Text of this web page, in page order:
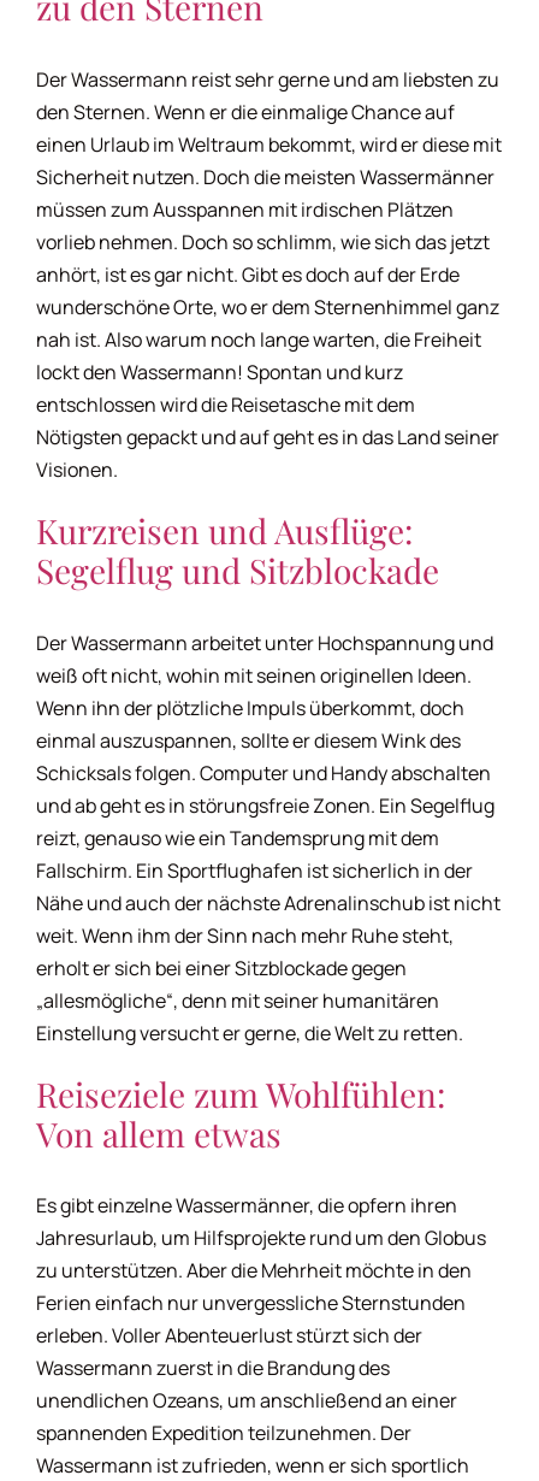
Charakterhoroskop
Diäthoroskop
Erotikhoroskop
Esshoroskop
Familienhoroskop
Finanzhoroskop
Fitnesshoroskop
Frauenhoroskop
Freizeithoroskop
Freundschaftshoroskop
Geschenkehoroskop
Kaffeehoroskop
Kollegenhoroskop
Kommunikationshoroskop
Kosmetikhoroskop
Kulturhoroskop
Liebeshoroskop
Der Wassermann reist sehr gerne und am liebsten zu
den Sternen. Wenn er die einmalige Chance auf
einen Urlaub im Weltraum bekommt, wird er diese mit
Sicherheit nutzen. Doch die meisten Wassermänner
müssen zum Ausspannen mit irdischen Plätzen
vorlieb nehmen. Doch so schlimm, wie sich das jetzt
anhört, ist es gar nicht. Gibt es doch auf der Erde
wunderschöne Orte, wo er dem Sternenhimmel ganz
nah ist. Also warum noch lange warten, die Freiheit
lockt den Wassermann! Spontan und kurz
entschlossen wird die Reisetasche mit dem
Nötigsten gepackt und auf geht es in das Land seiner
Visionen.
Kurzreisen und Ausflüge:
Segelflug und Sitzblockade
Der Wassermann arbeitet unter Hochspannung und
weiß oft nicht, wohin mit seinen originellen Ideen.
Wenn ihn der plötzliche Impuls überkommt, doch
einmal auszuspannen, sollte er diesem Wink des
Schicksals folgen. Computer und Handy abschalten
und ab geht es in störungsfreie Zonen. Ein Segelflug
reizt, genauso wie ein Tandemsprung mit dem
Fallschirm. Ein Sportflughafen ist sicherlich in der
Nähe und auch der nächste Adrenalinschub ist nicht
weit. Wenn ihm der Sinn nach mehr Ruhe steht,
erholt er sich bei einer Sitzblockade gegen
„allesmögliche“, denn mit seiner humanitären
Einstellung versucht er gerne, die Welt zu retten.
Reiseziele zum Wohlfühlen:
Von allem etwas
Es gibt einzelne Wassermänner, die opfern ihren
Jahresurlaub, um Hilfsprojekte rund um den Globus
zu unterstützen. Aber die Mehrheit möchte in den
Ferien einfach nur unvergessliche Sternstunden
erleben. Voller Abenteuerlust stürzt sich der
Wassermann zuerst in die Brandung des
unendlichen Ozeans, um anschließend an einer
spannenden Expedition teilzunehmen. Der
Wassermann ist zufrieden, wenn er sich sportlich